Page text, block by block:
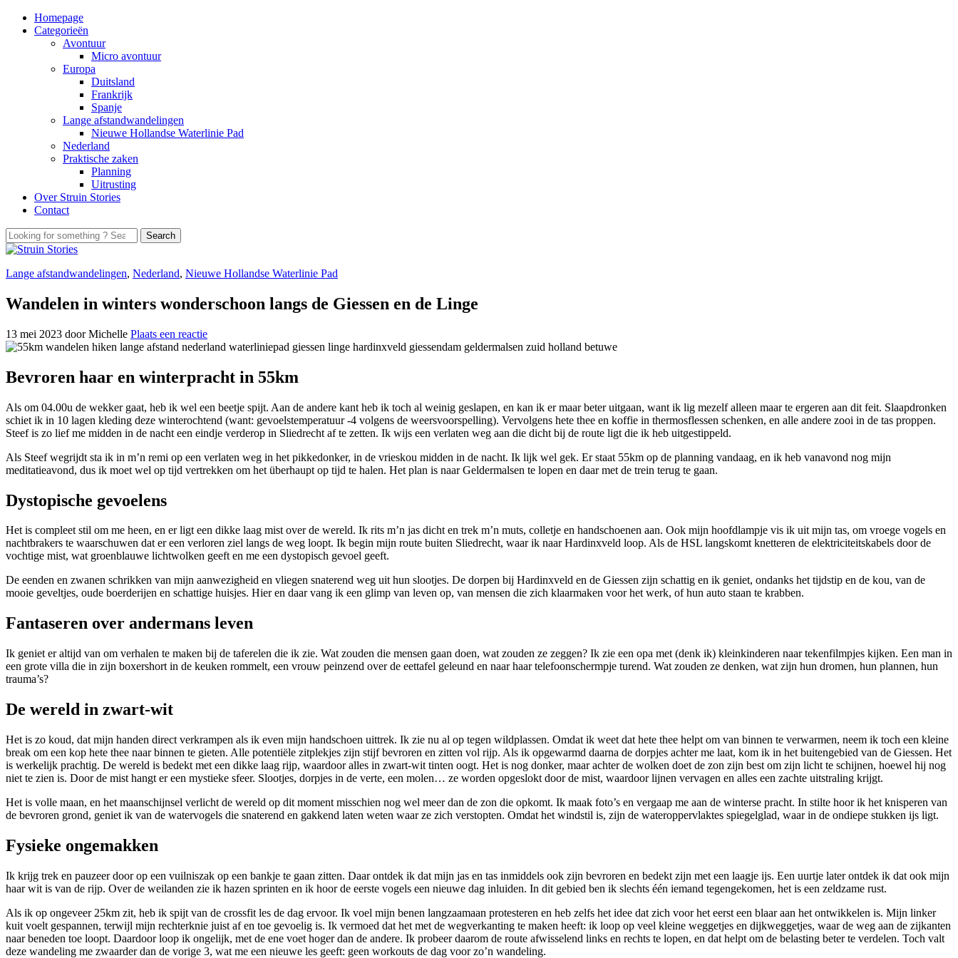
Homepage
Categorieën
Avontuur
Micro avontuur
Europa
Duitsland
Frankrijk
Spanje
Lange afstandwandelingen
Nieuwe Hollandse Waterlinie Pad
Nederland
Praktische zaken
Planning
Uitrusting
Over Struin Stories
Contact
Lange afstandwandelingen, Nederland, Nieuwe Hollandse Waterlinie Pad
Wandelen in winters wonderschoon langs de Giessen en de Linge
13 mei 2023 door Michelle Plaats een reactie
Bevroren haar en winterpracht in 55km
Als om 04.00u de wekker gaat, heb ik wel een beetje spijt. Aan de andere kant heb ik toch al weinig geslapen, en kan ik er maar beter uitgaan, want ik lig mezelf alleen maar te ergeren aan dit feit. Slaapdronken
schiet ik in 10 lagen kleding deze winterochtend (want: gevoelstemperatuur -4 volgens de weersvoorspelling). Vervolgens hete thee en koffie in thermosflessen schenken, en alle andere zooi in de tas proppen.
Steef is zo lief me midden in de nacht een eindje verderop in Sliedrecht af te zetten. Ik wijs een verlaten weg aan die dicht bij de route ligt die ik heb uitgestippeld.
Als Steef wegrijdt sta ik in m’n remi op een verlaten weg in het pikkedonker, in de vrieskou midden in de nacht. Ik lijk wel gek. Er staat 55km op de planning vandaag, en ik heb vanavond nog mijn
meditatieavond, dus ik moet wel op tijd vertrekken om het überhaupt op tijd te halen. Het plan is naar Geldermalsen te lopen en daar met de trein terug te gaan.
Dystopische gevoelens
Het is compleet stil om me heen, en er ligt een dikke laag mist over de wereld. Ik rits m’n jas dicht en trek m’n muts, colletje en handschoenen aan. Ook mijn hoofdlampje vis ik uit mijn tas, om vroege vogels en
nachtbrakers te waarschuwen dat er een verloren ziel langs de weg loopt. Ik begin mijn route buiten Sliedrecht, waar ik naar Hardinxveld loop. Als de HSL langskomt knetteren de elektriciteitskabels door de
vochtige mist, wat groenblauwe lichtwolken geeft en me een dystopisch gevoel geeft.
De eenden en zwanen schrikken van mijn aanwezigheid en vliegen snaterend weg uit hun slootjes. De dorpen bij Hardinxveld en de Giessen zijn schattig en ik geniet, ondanks het tijdstip en de kou, van de
mooie geveltjes, oude boerderijen en schattige huisjes. Hier en daar vang ik een glimp van leven op, van mensen die zich klaarmaken voor het werk, of hun auto staan te krabben.
Fantaseren over andermans leven
Ik geniet er altijd van om verhalen te maken bij de taferelen die ik zie. Wat zouden die mensen gaan doen, wat zouden ze zeggen? Ik zie een opa met (denk ik) kleinkinderen naar tekenfilmpjes kijken. Een man in
een grote villa die in zijn boxershort in de keuken rommelt, een vrouw peinzend over de eettafel geleund en naar haar telefoonschermpje turend. Wat zouden ze denken, wat zijn hun dromen, hun plannen, hun
trauma’s?
De wereld in zwart-wit
Het is zo koud, dat mijn handen direct verkrampen als ik even mijn handschoen uittrek. Ik zie nu al op tegen wildplassen. Omdat ik weet dat hete thee helpt om van binnen te verwarmen, neem ik toch een kleine
break om een kop hete thee naar binnen te gieten. Alle potentiële zitplekjes zijn stijf bevroren en zitten vol rijp. Als ik opgewarmd daarna de dorpjes achter me laat, kom ik in het buitengebied van de Giessen. Het
is werkelijk prachtig. De wereld is bedekt met een dikke laag rijp, waardoor alles in zwart-wit tinten oogt. Het is nog donker, maar achter de wolken doet de zon zijn best om zijn licht te schijnen, hoewel hij nog
niet te zien is. Door de mist hangt er een mystieke sfeer. Slootjes, dorpjes in de verte, een molen… ze worden opgeslokt door de mist, waardoor lijnen vervagen en alles een zachte uitstraling krijgt.
Het is volle maan, en het maanschijnsel verlicht de wereld op dit moment misschien nog wel meer dan de zon die opkomt. Ik maak foto’s en vergaap me aan de winterse pracht. In stilte hoor ik het knisperen van
de bevroren grond, geniet ik van de watervogels die snaterend en gakkend laten weten waar ze zich verstopten. Omdat het windstil is, zijn de wateroppervlaktes spiegelglad, waar in de ondiepe stukken ijs ligt.
Fysieke ongemakken
Ik krijg trek en pauzeer door op een vuilniszak op een bankje te gaan zitten. Daar ontdek ik dat mijn jas en tas inmiddels ook zijn bevroren en bedekt zijn met een laagje ijs. Een uurtje later ontdek ik dat ook mijn
haar wit is van de rijp. Over de weilanden zie ik hazen sprinten en ik hoor de eerste vogels een nieuwe dag inluiden. In dit gebied ben ik slechts één iemand tegengekomen, het is een zeldzame rust.
Als ik op ongeveer 25km zit, heb ik spijt van de crossfit les de dag ervoor. Ik voel mijn benen langzaamaan protesteren en heb zelfs het idee dat zich voor het eerst een blaar aan het ontwikkelen is. Mijn linker
kuit voelt gespannen, terwijl mijn rechterknie juist af en toe gevoelig is. Ik vermoed dat het met de wegverkanting te maken heeft: ik loop op veel kleine weggetjes en dijkweggetjes, waar de weg aan de zijkanten
naar beneden toe loopt. Daardoor loop ik ongelijk, met de ene voet hoger dan de andere. Ik probeer daarom de route afwisselend links en rechts te lopen, en dat helpt om de belasting beter te verdelen. Toch valt
deze wandeling me zwaarder dan de vorige 3, wat me een nieuwe les geeft: geen workouts de dag voor zo’n wandeling.